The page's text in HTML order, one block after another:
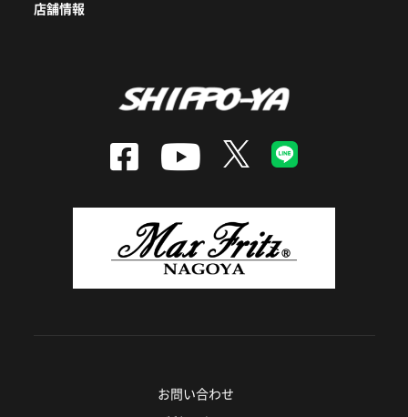
店舗情報
お問い合わせ